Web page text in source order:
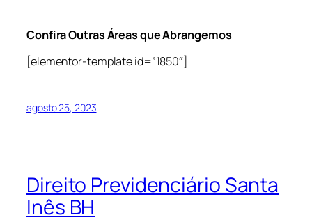
Confira Outras Áreas que Abrangemos
[elementor-template id=”1850″]
agosto 25, 2023
Direito Previdenciário Santa
Inês BH